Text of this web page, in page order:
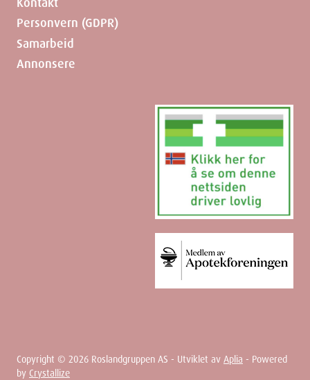
Personvern (GDPR)
Samarbeid
Annonsere
Copyright © 2026 Roslandgruppen AS - Utviklet av Aplia - Powered
by Crystallize